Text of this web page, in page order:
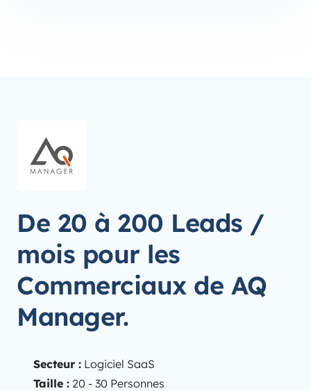
De 20 à 200 Leads /
mois pour les
Commerciaux de AQ
Manager.
Secteur : Logiciel SaaS
Taille : 20 - 30 Personnes